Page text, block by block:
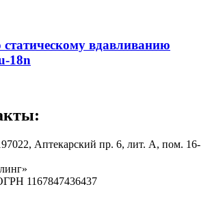
вдавливанию
18n
Аптекарский пр. 6, лит. А, пом. 16-
1167847436437